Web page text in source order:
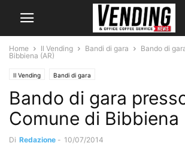
Home Il Vending Bandi di gara
Bando di
Bibbiena (AR)
Il Vending Bandi di gara
Bando di gara
Comune di Bibbiena
Di Redazione - 10/07/2014